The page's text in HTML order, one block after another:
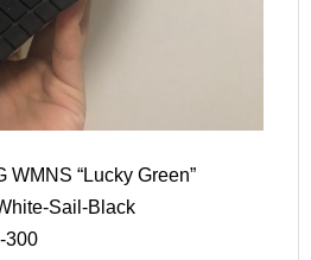
WMNS “Lucky Green”
Sail-Black
300